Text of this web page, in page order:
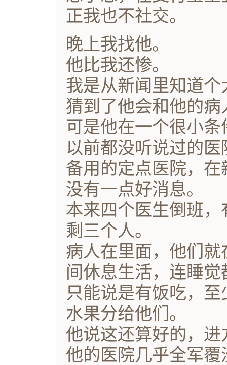
正我也不社交。
晚上我找他。
他比我还惨。
我是从新闻里知道
猜到了他会和他的
可是他在一个很小
以前都没听说过的
备用的定点医院，
没有一点好消息。
本来四个医生倒班
剩三个人。
病人在里面，他们
间休息生活，连睡
只能说是有饭吃，
水果分给他们。
他说这还算好的，
他的医院几乎全军